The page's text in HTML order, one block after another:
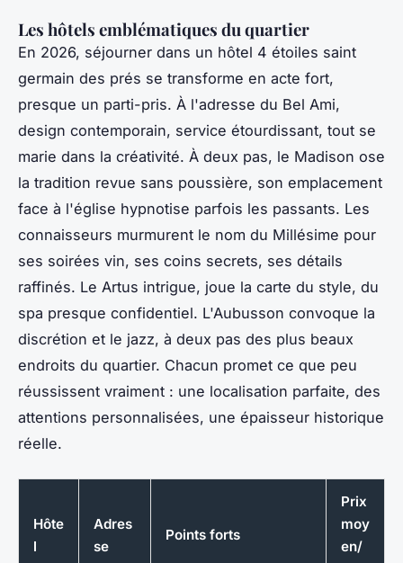
Les hôtels emblématiques du quartier
En 2026, séjourner dans un hôtel 4 étoiles saint
germain des prés se transforme en acte fort,
presque un parti-pris. À l'adresse du Bel Ami,
design contemporain, service étourdissant, tout se
marie dans la créativité. À deux pas, le Madison ose
la tradition revue sans poussière, son emplacement
face à l'église hypnotise parfois les passants. Les
connaisseurs murmurent le nom du Millésime pour
ses soirées vin, ses coins secrets, ses détails
raffinés. Le Artus intrigue, joue la carte du style, du
spa presque confidentiel. L'Aubusson convoque la
discrétion et le jazz, à deux pas des plus beaux
endroits du quartier. Chacun promet ce que peu
réussissent vraiment : une localisation parfaite, des
attentions personnalisées, une épaisseur historique
réelle.
Hôte
l
Adres
se
Points forts
Prix
moy
en/